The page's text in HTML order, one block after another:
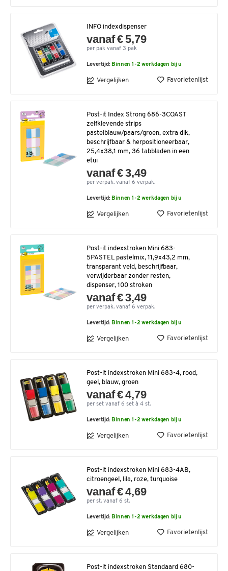
INFO indexdispenser
vanaf € 5,79
per pak vanaf 3 pak
Levertijd: Binnen 1-2 werkdagen bij u
Vergelijken Favorietenlijst
Post-it Index Strong 686-3COAST
zelfklevende strips
pastelblauw/paars/groen, extra dik,
beschrijfbaar & herpositioneerbaar,
25,4x38,1 mm, 36 tabbladen in een
etui
vanaf € 3,49
per verpak. vanaf 6 verpak.
Levertijd: Binnen 1-2 werkdagen bij u
Vergelijken Favorietenlijst
Post-it indexstroken Mini 683-
5PASTEL pastelmix, 11,9x43,2 mm,
transparant veld, beschrijfbaar,
verwijderbaar zonder resten,
dispenser, 100 stroken
vanaf € 3,49
per verpak. vanaf 6 verpak.
Levertijd: Binnen 1-2 werkdagen bij u
Vergelijken Favorietenlijst
Post-it indexstroken Mini 683-4, rood,
geel, blauw, groen
vanaf € 4,79
per set vanaf 6 set à 4 st.
Levertijd: Binnen 1-2 werkdagen bij u
Vergelijken Favorietenlijst
Post-it indexstroken Mini 683-4AB,
citroengeel, lila, roze, turquoise
vanaf € 4,69
per st. vanaf 6 st.
Levertijd: Binnen 1-2 werkdagen bij u
Vergelijken Favorietenlijst
Post-it indexstroken Standaard 680-